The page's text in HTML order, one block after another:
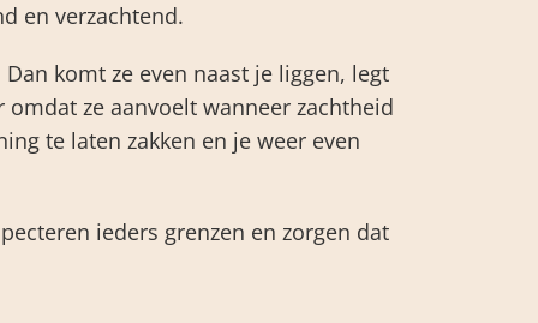
en verzachtend.
komt ze even naast je liggen, legt
ze aanvoelt wanneer zachtheid
te laten zakken en je weer even
ieders grenzen en zorgen dat